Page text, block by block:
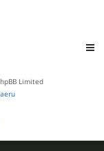
Limited